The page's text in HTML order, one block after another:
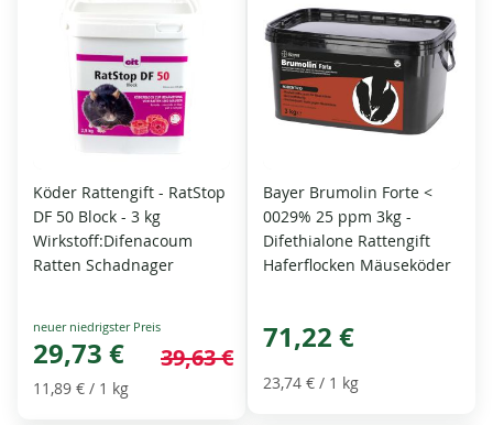
Köder Rattengift - RatStop
DF 50 Block - 3 kg
Wirkstoff:Difenacoum
Ratten Schadnager
Special
Price
29,73 € 39,63 €
11,89 € / 1 kg
Bayer Brumolin Forte <
0029% 25 ppm 3kg -
Difethialone Rattengift
Haferflocken Mäuseköder
71,22 €
23,74 € / 1 kg